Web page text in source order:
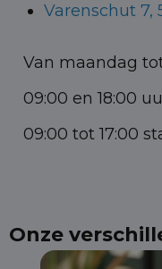
Varenschut 7,
Van maandag
09:00 en 18:00
09:00 tot 17:00
Onze